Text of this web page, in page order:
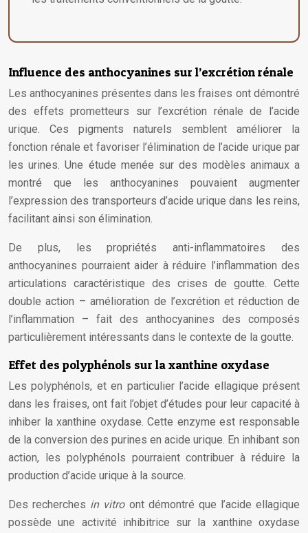
Influence des anthocyanines sur l’excrétion rénale
Les anthocyanines présentes dans les fraises ont démontré
des effets prometteurs sur l’excrétion rénale de l’acide
urique. Ces pigments naturels semblent améliorer la
fonction rénale et favoriser l’élimination de l’acide urique par
les urines. Une étude menée sur des modèles animaux a
montré que les anthocyanines pouvaient augmenter
l’expression des transporteurs d’acide urique dans les reins,
facilitant ainsi son élimination.
De plus, les propriétés anti-inflammatoires des
anthocyanines pourraient aider à réduire l’inflammation des
articulations caractéristique des crises de goutte. Cette
double action – amélioration de l’excrétion et réduction de
l’inflammation – fait des anthocyanines des composés
particulièrement intéressants dans le contexte de la goutte.
Effet des polyphénols sur la xanthine oxydase
Les polyphénols, et en particulier l’acide ellagique présent
dans les fraises, ont fait l’objet d’études pour leur capacité à
inhiber la xanthine oxydase. Cette enzyme est responsable
de la conversion des purines en acide urique. En inhibant son
action, les polyphénols pourraient contribuer à réduire la
production d’acide urique à la source.
Des recherches in vitro ont démontré que l’acide ellagique
possède une activité inhibitrice sur la xanthine oxydase